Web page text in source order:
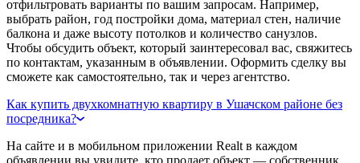
отфильтровать варианты по вашим запросам. Например,
выбрать район, год постройки дома, материал стен, наличие
балкона и даже высоту потолков и количество санузлов.
Чтобы обсудить объект, который заинтересовал вас, свяжитесь
по контактам, указанным в объявлении. Оформить сделку вы
сможете как самостоятельно, так и через агентство.
Как купить двухкомнатную квартиру в Ушачском районе без
посредника?
На сайте и в мобильном приложении Realt в каждом
объявлении вы увидите, кто продает объект — собственник